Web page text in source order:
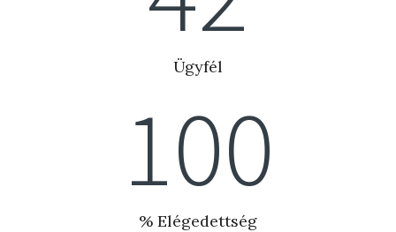
Ügyfél
100
% Elégedettség